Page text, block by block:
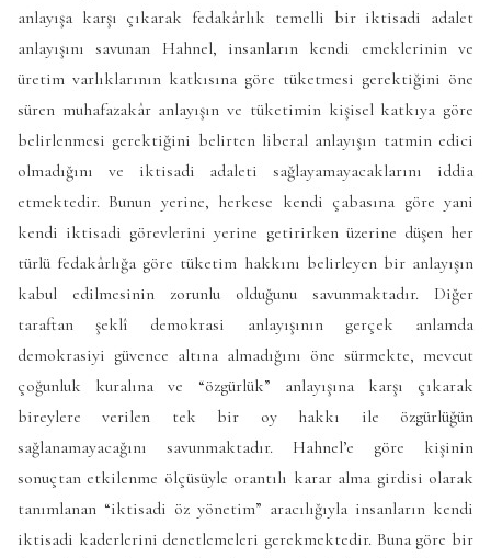
anlayışa karşı çıkarak fedakârlık temelli bir iktisadi adalet
anlayışını savunan Hahnel, insanların kendi emeklerinin ve
üretim varlıklarının katkısına göre tüketmesi gerektiğini öne
süren muhafazakâr anlayışın ve tüketimin kişisel katkıya göre
belirlenmesi gerektiğini belirten liberal anlayışın tatmin edici
olmadığını ve iktisadi adaleti sağlayamayacaklarını iddia
etmektedir. Bunun yerine, herkese kendi çabasına göre yani
kendi iktisadi görevlerini yerine getirirken üzerine düşen her
türlü fedakârlığa göre tüketim hakkını belirleyen bir anlayışın
kabul edilmesinin zorunlu olduğunu savunmaktadır. Diğer
taraftan şeklî demokrasi anlayışının gerçek anlamda
demokrasiyi güvence altına almadığını öne sürmekte, mevcut
çoğunluk kuralına ve “özgürlük” anlayışına karşı çıkarak
bireylere verilen tek bir oy hakkı ile özgürlüğün
sağlanamayacağını savunmaktadır. Hahnel’e göre kişinin
sonuçtan etkilenme ölçüsüyle orantılı karar alma girdisi olarak
tanımlanan “iktisadi öz yönetim” aracılığıyla insanların kendi
iktisadi kaderlerini denetlemeleri gerekmektedir. Buna göre bir